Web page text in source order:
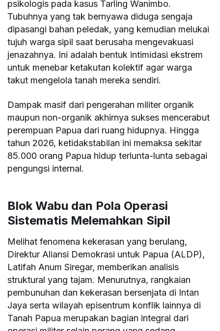
psikologis pada kasus Tarling Wanimbo.
Tubuhnya yang tak bernyawa diduga sengaja
dipasangi bahan peledak, yang kemudian melukai
tujuh warga sipil saat berusaha mengevakuasi
jenazahnya. Ini adalah bentuk intimidasi ekstrem
untuk menebar ketakutan kolektif agar warga
takut mengelola tanah mereka sendiri.
Dampak masif dari pengerahan militer organik
maupun non-organik akhirnya sukses mencerabut
perempuan Papua dari ruang hidupnya. Hingga
tahun 2026, ketidakstabilan ini memaksa sekitar
85.000 orang Papua hidup terlunta-lunta sebagai
pengungsi internal.
Blok Wabu dan Pola Operasi
Sistematis Melemahkan Sipil
Melihat fenomena kekerasan yang berulang,
Direktur Aliansi Demokrasi untuk Papua (ALDP),
Latifah Anum Siregar, memberikan analisis
struktural yang tajam. Menurutnya, rangkaian
pembunuhan dan kekerasan bersenjata di Intan
Jaya serta wilayah episentrum konflik lainnya di
Tanah Papua merupakan bagian integral dari